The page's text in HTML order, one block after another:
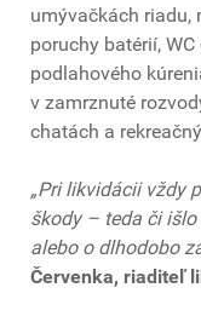
umývačkách riadu,
poruchy batérií,
podlahového
v zamrznuté
chatách a
„Pri likvidácii vždy
škody – teda či
alebo o dlhodobo
Červenka, riaditeľ